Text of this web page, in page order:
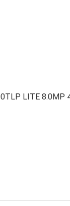
LITE 8.0MP